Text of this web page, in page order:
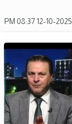
12-10-2025 08:37 PM